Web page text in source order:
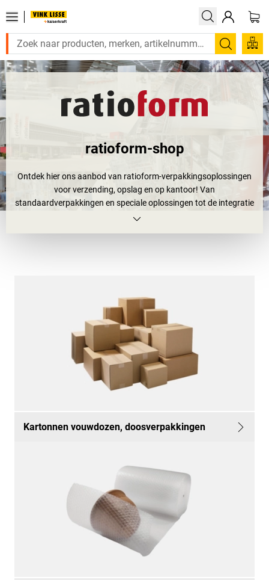
Zoeken
ratioform-shop
Ontdek hier ons aanbod van ratioform-verpakkingsoplossingen
voor verzending, opslag en op kantoor! Van
standaardverpakkingen en speciale oplossingen tot de integratie
van volledige inpaklijnen, u vindt hier alles wat u nodig heeft.
Kartonnen vouwdozen, doosverpakkingen